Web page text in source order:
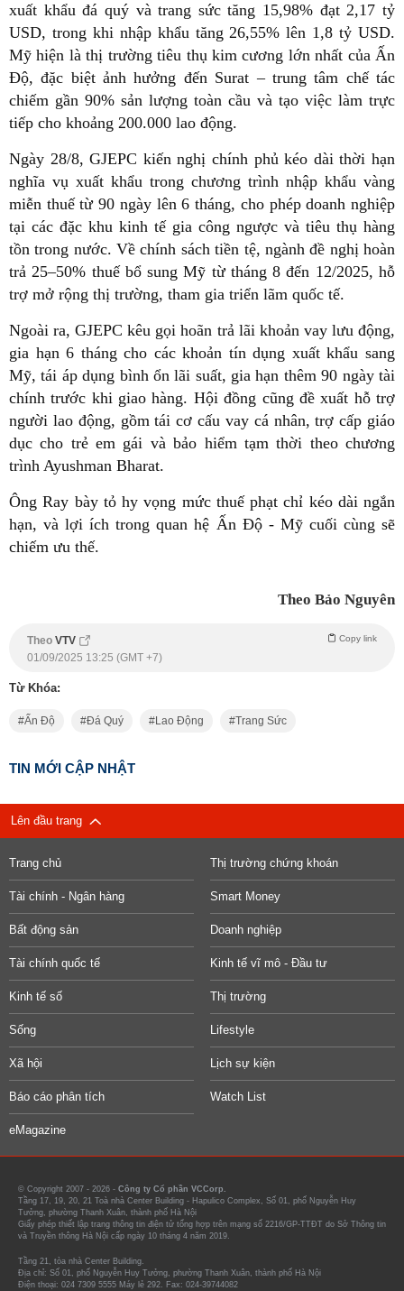
xuất khẩu đá quý và trang sức tăng 15,98% đạt 2,17 tỷ
USD, trong khi nhập khẩu tăng 26,55% lên 1,8 tỷ USD.
Mỹ hiện là thị trường tiêu thụ kim cương lớn nhất của Ấn
Độ, đặc biệt ảnh hưởng đến Surat – trung tâm chế tác
chiếm gần 90% sản lượng toàn cầu và tạo việc làm trực
tiếp cho khoảng 200.000 lao động.
Ngày 28/8, GJEPC kiến nghị chính phủ kéo dài thời hạn
nghĩa vụ xuất khẩu trong chương trình nhập khẩu vàng
miễn thuế từ 90 ngày lên 6 tháng, cho phép doanh nghiệp
tại các đặc khu kinh tế gia công ngược và tiêu thụ hàng
tồn trong nước. Về chính sách tiền tệ, ngành đề nghị hoàn
trả 25–50% thuế bổ sung Mỹ từ tháng 8 đến 12/2025, hỗ
trợ mở rộng thị trường, tham gia triển lãm quốc tế.
Ngoài ra, GJEPC kêu gọi hoãn trả lãi khoản vay lưu động,
gia hạn 6 tháng cho các khoản tín dụng xuất khẩu sang
Mỹ, tái áp dụng bình ổn lãi suất, gia hạn thêm 90 ngày tài
chính trước khi giao hàng. Hội đồng cũng đề xuất hỗ trợ
người lao động, gồm tái cơ cấu vay cá nhân, trợ cấp giáo
dục cho trẻ em gái và bảo hiểm tạm thời theo chương
trình Ayushman Bharat.
Ông Ray bày tỏ hy vọng mức thuế phạt chỉ kéo dài ngắn
hạn, và lợi ích trong quan hệ Ấn Độ - Mỹ cuối cùng sẽ
chiếm ưu thế.
Theo Bảo Nguyên
Theo VTV Copy link
01/09/2025 13:25 (GMT +7)
Từ Khóa:
Ấn Độ Đá Quý Lao Động Trang Sức
TIN MỚI CẬP NHẬT
Lên đầu trang
Trang chủ Thị trường chứng khoán
Tài chính - Ngân hàng Smart Money
Bất động sản Doanh nghiệp
Tài chính quốc tế Kinh tế vĩ mô - Đầu tư
Kinh tế số Thị trường
Sống Lifestyle
Xã hội Lịch sự kiện
Báo cáo phân tích Watch List
eMagazine
© Copyright 2007 - 2026 - Công ty Cổ phần VCCorp.
Tầng 17, 19, 20, 21 Toà nhà Center Building - Hapulico Complex, Số 01, phố Nguyễn Huy
Tưởng, phường Thanh Xuân, thành phố Hà Nội
Giấy phép thiết lập trang thông tin điện tử tổng hợp trên mạng số 2216/GP-TTĐT do Sở Thông tin
và Truyền thông Hà Nội cấp ngày 10 tháng 4 năm 2019.
Tầng 21, tòa nhà Center Building.
Địa chỉ: Số 01, phố Nguyễn Huy Tưởng, phường Thanh Xuân, thành phố Hà Nội
Điện thoại: 024 7309 5555 Máy lẻ 292. Fax: 024-39744082